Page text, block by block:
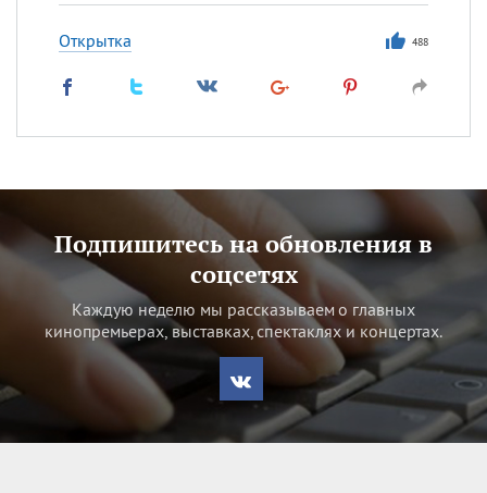
Открытка 488
Подпишитесь на обновления в
соцсетях
Каждую неделю мы рассказываем о главных
кинопремьерах, выставках, спектаклях и концертах.